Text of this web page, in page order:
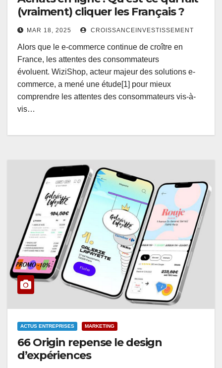
(vraiment) cliquer les Français ?
MAR 18, 2025 CROISSANCEINVESTISSEMENT
Alors que le e-commerce continue de croître en
France, les attentes des consommateurs
évoluent. WiziShop, acteur majeur des solutions e-
commerce, a mené une étude[1] pour mieux
comprendre les attentes des consommateurs vis-à-
vis…
ACTUS ENTREPRISES MARKETING
66 Origin repense le design
d’expériences